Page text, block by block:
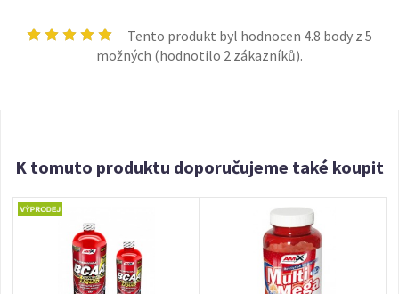
Tento produkt byl hodnocen 4.8 body z 5
možných (hodnotilo 2zákazníků).
K tomuto produktu doporučujeme také koupit